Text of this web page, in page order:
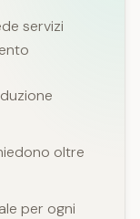
servizi
oltre
per ogni